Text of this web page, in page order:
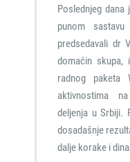
Poslednjeg dana
punom
predsedavali dr
domaćin skupa,
radnog paketa
aktivnostima
deljenja u Srbiji.
dosadašnje
dalje korake i